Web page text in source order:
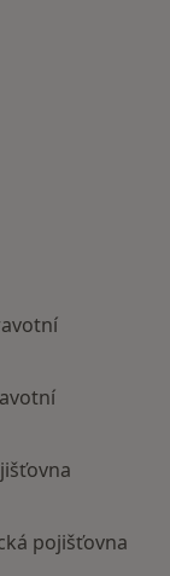
pojišťovna